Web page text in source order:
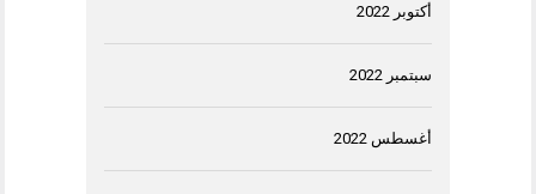
أكتوبر 2022
سبتمبر 2022
أغسطس 2022